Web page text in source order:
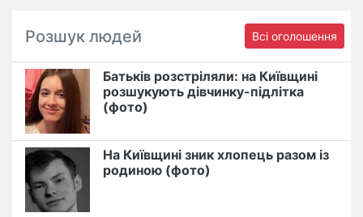
Розшук людей Всі оголошення
Батьків розстріляли: на Київщині
розшукують дівчинку-підлітка
(фото)
На Київщині зник хлопець разом із
родиною (фото)